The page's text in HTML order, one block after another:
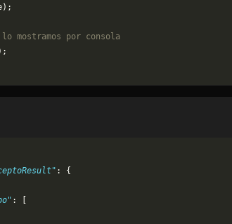
mostramos por consola
: {
: [